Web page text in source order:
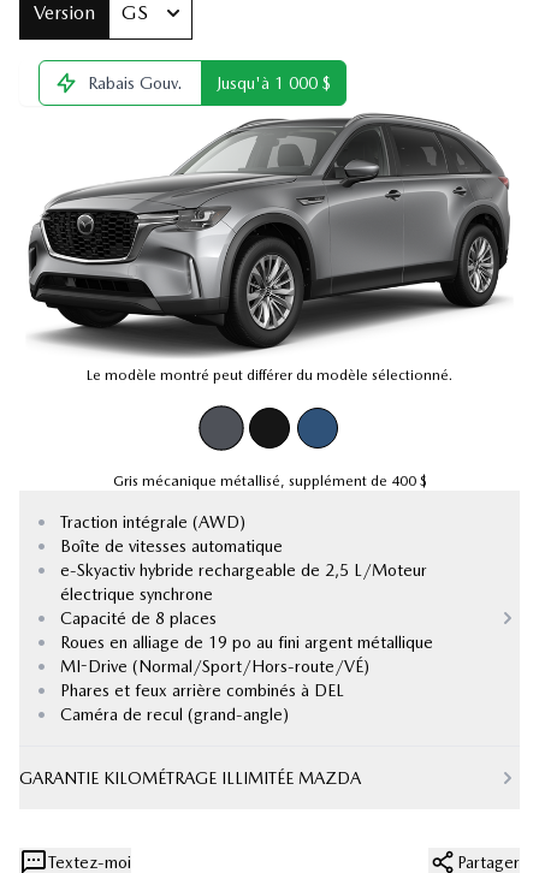
Version GS
Rabais Gouv. Jusqu'à 1 000 $
•
Traction intégrale (AWD)
•
Boîte de vitesses automatique
•
e-Skyactiv hybride rechargeable de 2,5 L/Moteur
électrique synchrone
•
Capacité de 8 places
•
Roues en alliage de 19 po au fini argent métallique
•
MI-Drive (Normal/Sport/Hors-route/VÉ)
•
Phares et feux arrière combinés à DEL
•
Caméra de recul (grand-angle)
GARANTIE KILOMÉTRAGE ILLIMITÉE MAZDA
Le modèle montré peut différer du modèle sélectionné.
Gris mécanique métallisé supplément de 400 $
Textez-moi Partager